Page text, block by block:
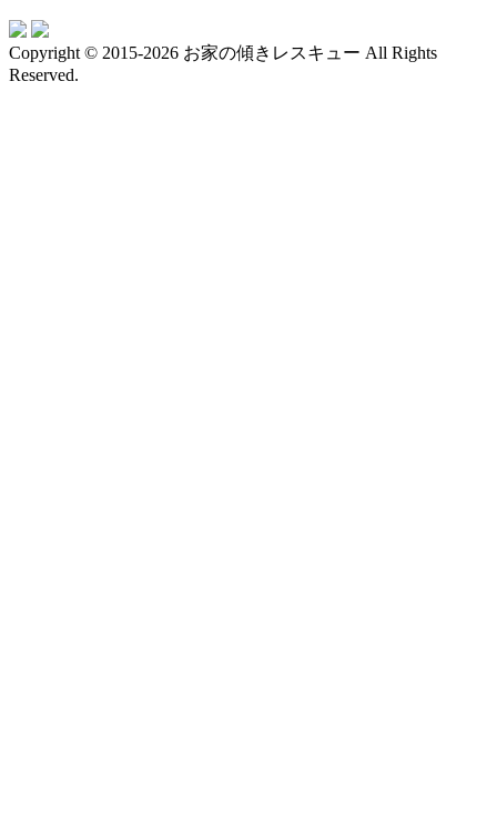
Copyright © 2015-2026 お家の傾きレスキュー All Rights
Reserved.